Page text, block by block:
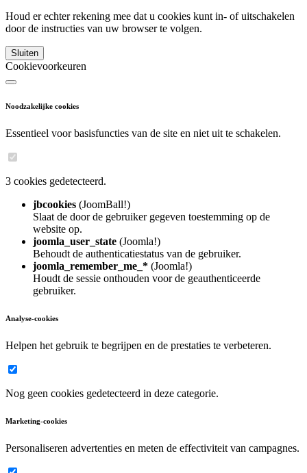
Houd er echter rekening mee dat u cookies kunt in- of uitschakelen
door de instructies van uw browser te volgen.
Sluiten
Cookievoorkeuren
Noodzakelijke cookies
Essentieel voor basisfuncties van de site en niet uit te schakelen.
3 cookies gedetecteerd.
jbcookies (JoomBall!)
Slaat de door de gebruiker gegeven toestemming op de
website op.
joomla_user_state (Joomla!)
Behoudt de authenticatiestatus van de gebruiker.
joomla_remember_me_* (Joomla!)
Houdt de sessie onthouden voor de geauthenticeerde
gebruiker.
Analyse-cookies
Helpen het gebruik te begrijpen en de prestaties te verbeteren.
Nog geen cookies gedetecteerd in deze categorie.
Marketing-cookies
Personaliseren advertenties en meten de effectiviteit van campagnes.